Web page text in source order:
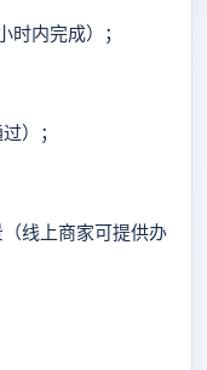
内完成）；
）；
线上商家可提供办